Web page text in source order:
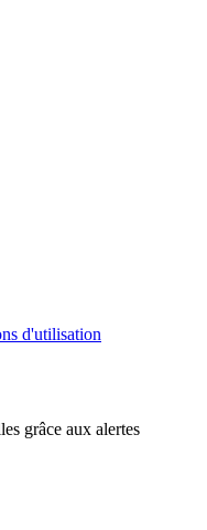
d'utilisation
grâce aux alertes